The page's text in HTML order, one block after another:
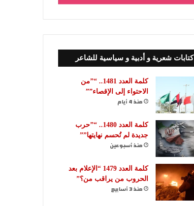
كتابات شعرية و أدبية و سياسية للشاعر
كلمة العدد 1481.. “”من
الاحتواء إلى الإقصاء””
منذ 4 أيام
كلمة العدد 1480.. “”حرب
جديدة لم تُحسم نهايتها””
منذ أسبوعين
كلمة العدد 1479 “الإعلام بعد
الحروب من يراقب من؟”
منذ 3 أسابيع